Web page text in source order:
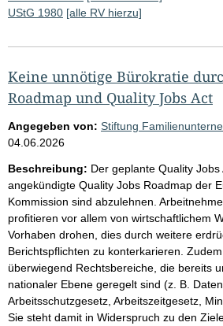
UStG 1980 [alle RV hierzu]
Keine unnötige Bürokratie
Roadmap und Quality Jobs Act
Angegeben von: Stiftung
04.06.2026
Beschreibung: Der geplante Quality Jobs
angekündigte Quality Jobs Roadmap der
Kommission sind abzulehnen.
profitieren vor allem von wirtschaftlichem
Vorhaben drohen, dies durch weitere
Berichtspflichten zu konterkarieren.
überwiegend Rechtsbereiche, die bereits
nationaler Ebene geregelt sind (z. B.
Arbeitsschutzgesetz, Arbeitszeitgesetz,
Sie steht damit in Widerspruch zu den